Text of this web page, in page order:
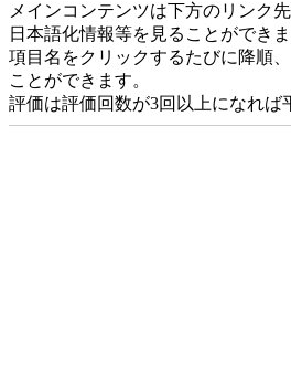
メインコンテンツは下方のリンク
日本語化情報等を見ることができま
項目名をクリックするたびに降順
ことができます。
評価は評価回数が3回以上になれば